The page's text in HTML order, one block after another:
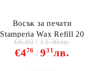
Восък за печати
Stamperia Wax Refill 20
грама - Светло синьо
€476 931лв.
€6.80 13.30лв.